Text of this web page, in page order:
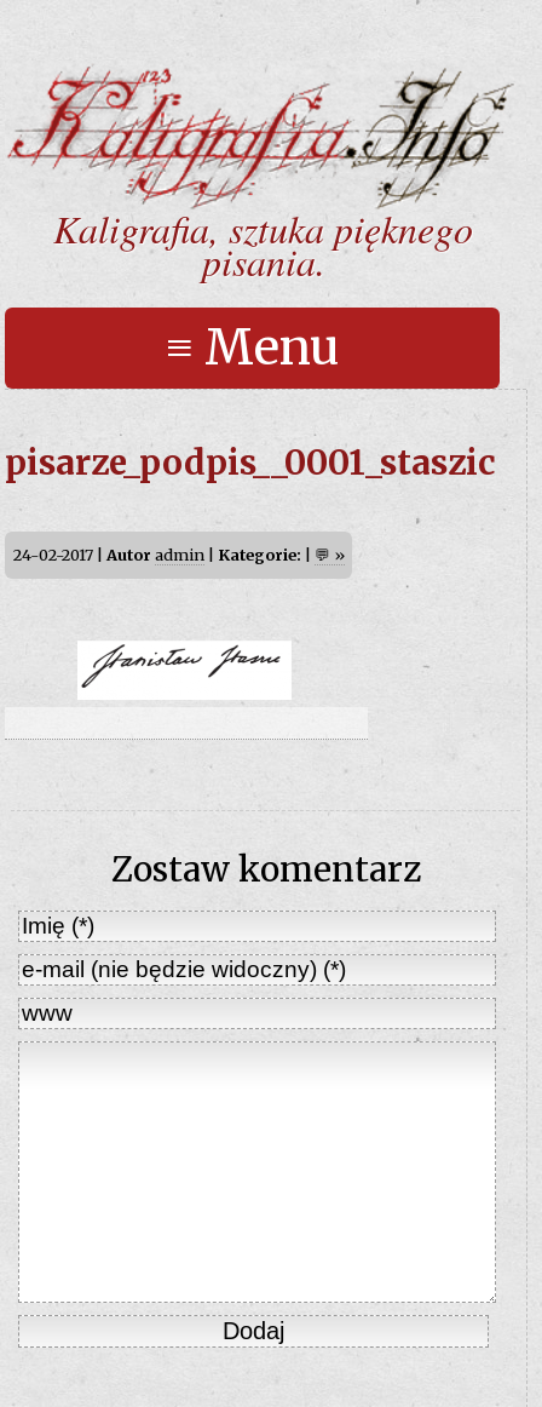
Kaligrafia, sztuka pięknego
pisania.
≡ Menu
pisarze_podpis__0001_staszic
24-02-2017 | Autor admin| Kategorie: 💬 »
Zostaw komentarz